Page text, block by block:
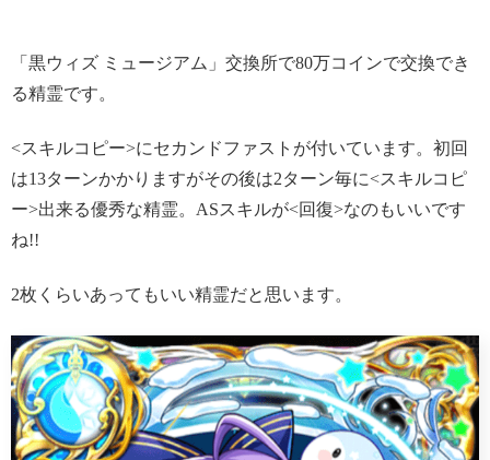
「黒ウィズ ミュージアム」交換所で80万コインで交換でき
る精霊です。
<スキルコピー>にセカンドファストが付いています。初回
は13ターンかかりますがその後は2ターン毎に<スキルコピ
ー>出来る優秀な精霊。ASスキルが<回復>なのもいいです
ね!!
2枚くらいあってもいい精霊だと思います。